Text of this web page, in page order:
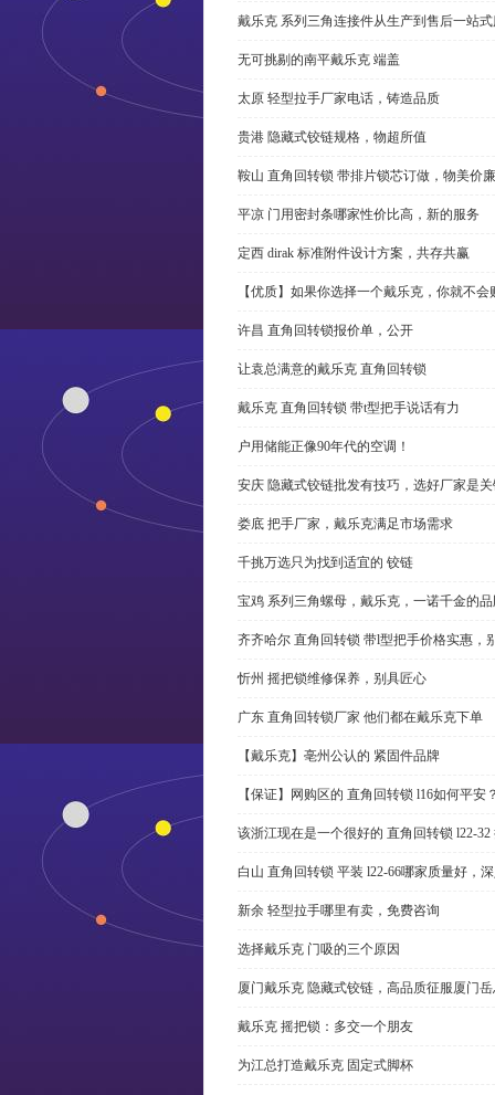
戴乐克 系列三角连接件从生产到售后一站
无可挑剔的南平戴乐克 端盖
太原 轻型拉手厂家电话，铸造品质
贵港 隐藏式铰链规格，物超所值
鞍山 直角回转锁 带排片锁芯订做，物美价廉
平凉 门用密封条哪家性价比高，新的服务
定西 dirak 标准附件设计方案，共存共赢
【优质】如果你选择一个戴乐克，你就不
许昌 直角回转锁报价单，公开
让袁总满意的戴乐克 直角回转锁
戴乐克 直角回转锁 带t型把手说话有力
户用储能正像90年代的空调！
安庆 隐藏式铰链批发有技巧，选好厂家是
娄底 把手厂家，戴乐克满足市场需求
千挑万选只为找到适宜的 铰链
宝鸡 系列三角螺母，戴乐克，一诺千金的
齐齐哈尔 直角回转锁 带l型把手价格实惠，
忻州 摇把锁维修保养，别具匠心
广东 直角回转锁厂家 他们都在戴乐克下单
【戴乐克】亳州公认的 紧固件品牌
【保证】网购区的 直角回转锁 l16如何平安
该浙江现在是一个很好的 直角回转锁 l22-
白山 直角回转锁 平装 l22-66哪家质量好，
新余 轻型拉手哪里有卖，免费咨询
选择戴乐克 门吸的三个原因
厦门戴乐克 隐藏式铰链，高品质征服厦门
戴乐克 摇把锁：多交一个朋友
为江总打造戴乐克 固定式脚杯